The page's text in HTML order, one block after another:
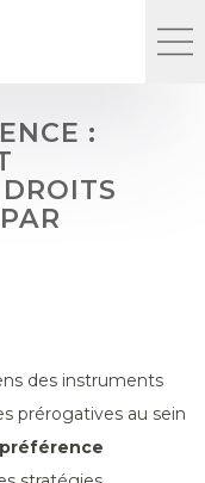
:
des instruments
prérogatives au sein